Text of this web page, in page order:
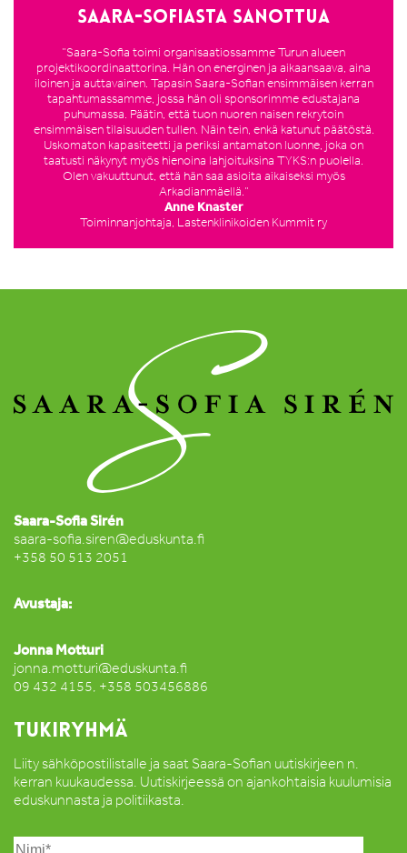
Saara-Sofiasta sanottua
”Saara-Sofia toimi organisaatiossamme Turun alueen
projektikoordinaattorina. Hän on energinen ja aikaansaava, aina
iloinen ja auttavainen. Tapasin Saara-Sofian ensimmäisen kerran
tapahtumassamme, jossa hän oli sponsorimme edustajana
puhumassa. Päätin, että tuon nuoren naisen rekrytoin
ensimmäisen tilaisuuden tullen. Näin tein, enkä katunut päätöstä.
Uskomaton kapasiteetti ja periksi antamaton luonne, joka on
taatusti näkynyt myös hienoina lahjoituksina TYKS:n puolella.
Olen vakuuttunut, että hän saa asioita aikaiseksi myös
Arkadianmäellä.”
Anne Knaster
Toiminnanjohtaja, Lastenklinikoiden Kummit ry
Saara-Sofia Sirén
saara-sofia.siren@eduskunta.fi
+358 50 513 2051
Avustaja:
Jonna Motturi
jonna.motturi@eduskunta.fi
09 432 4155, +358 503456886
TUKIRYHMÄ
Liity sähköpostilistalle ja saat Saara-Sofian uutiskirjeen n.
kerran kuukaudessa. Uutiskirjeessä on ajankohtaisia kuulumisia
eduskunnasta ja politiikasta.